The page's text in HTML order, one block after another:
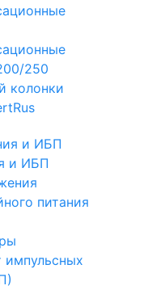
250
колонки
и ИБП
питания
импульсных